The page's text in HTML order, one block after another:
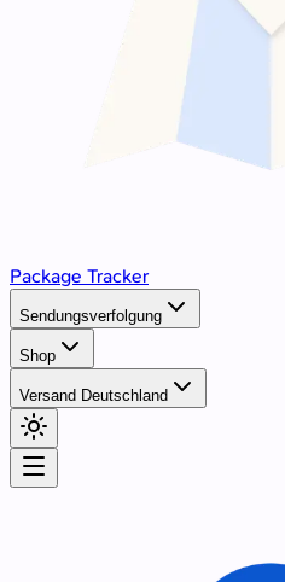
Package Tracker
Sendungsverfolgung
Shop
Versand Deutschland